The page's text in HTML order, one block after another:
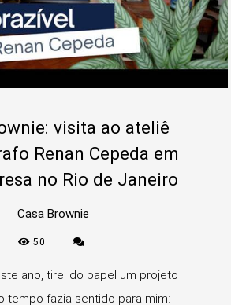
visita ao ateliê
Renan Cepeda em
no Rio de Janeiro
Casa Brownie
50
ano, tirei do papel um projeto
tempo fazia sentido para mim: